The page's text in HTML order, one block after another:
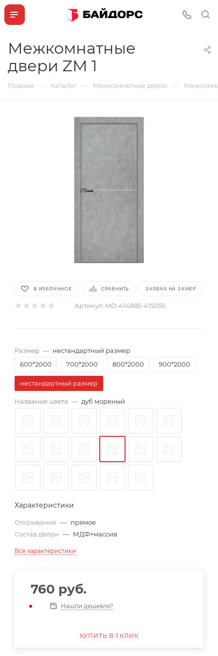
Межкомнатные
двери ZM 1
Главная — Каталог — Межкомнатные двери —
В ИЗБРАННОЕ СРАВНИТЬ ЗАЯВКА НА ЗАМЕР
Артикул: MD-414885-415055
Размер — нестандартный размер
600*2000
700*2000 800*2000 900*2000
нестандартный размер
Название цвета — дуб мореный
Характеристики
Открывание — прямое
Состав двери — МДФ+массив
Все характеристики
760 руб.
Нашли дешевле?
КУПИТЬ В 1 КЛИК